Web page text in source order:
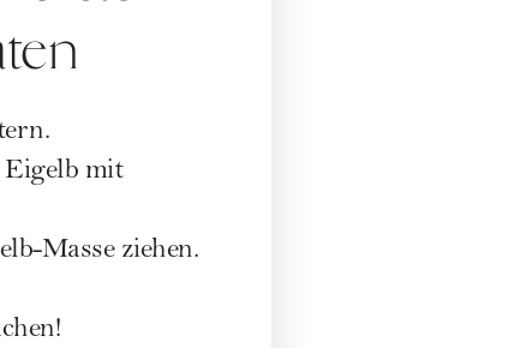
Eigelb mit
Masse ziehen.